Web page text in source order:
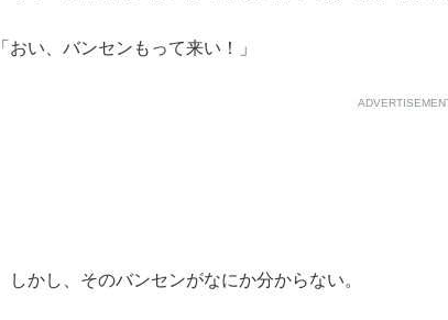
「おい、バンセンもって来い！」
しかし、そのバンセンがなにか分からない。